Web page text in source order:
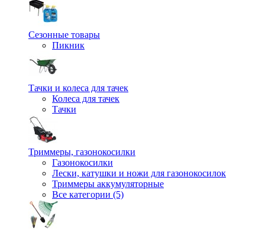
Сезонные товары
Пикник
Тачки и колеса для тачек
Колеса для тачек
Тачки
Триммеры, газонокосилки
Газонокосилки
Лески, катушки и ножи для газонокосилок
Триммеры аккумуляторные
Все категории (5)